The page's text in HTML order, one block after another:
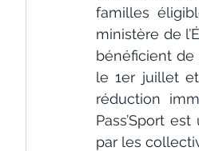
familles
ministère de
bénéficient
le 1er juillet
réduction
Pass’Sport
par les